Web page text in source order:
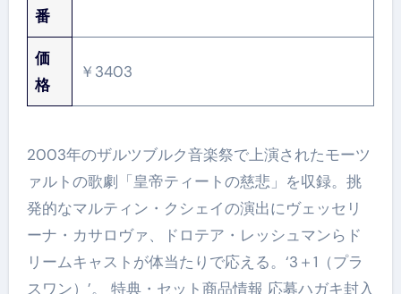
番
価
格
￥3403
2003年のザルツブルク音楽祭で上演されたモーツ
ァルトの歌劇「皇帝ティートの慈悲」を収録。挑
発的なマルティン・クシェイの演出にヴェッセリ
ーナ・カサロヴァ、ドロテア・レッシュマンらド
リームキャストが体当たりで応える。‘3＋1（プラ
スワン）’。 特典・セット商品情報 応募ハガキ封入